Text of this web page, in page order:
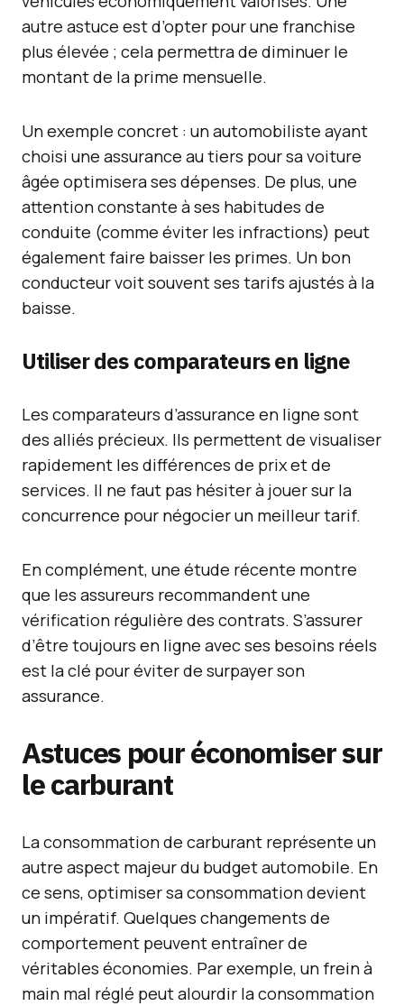
autre astuce est d’opter pour une franchise
plus élevée ; cela permettra de diminuer le
montant de la prime mensuelle.
Un exemple concret : un automobiliste ayant
choisi une assurance au tiers pour sa voiture
âgée optimisera ses dépenses. De plus, une
attention constante à ses habitudes de
conduite (comme éviter les infractions) peut
également faire baisser les primes. Un bon
conducteur voit souvent ses tarifs ajustés à la
baisse.
Utiliser des comparateurs en ligne
Les comparateurs d’assurance en ligne sont
des alliés précieux. Ils permettent de visualiser
rapidement les différences de prix et de
services. Il ne faut pas hésiter à jouer sur la
concurrence pour négocier un meilleur tarif.
En complément, une étude récente montre
que les assureurs recommandent une
vérification régulière des contrats. S’assurer
d’être toujours en ligne avec ses besoins réels
est la clé pour éviter de surpayer son
assurance.
Astuces pour économiser sur
le carburant
La consommation de carburant représente un
autre aspect majeur du budget automobile. En
ce sens, optimiser sa consommation devient
un impératif. Quelques changements de
comportement peuvent entraîner de
véritables économies. Par exemple, un frein à
main mal réglé peut alourdir la consommation